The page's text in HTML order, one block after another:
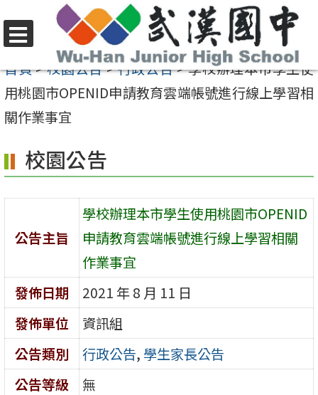
至
要
內
區
選
單
首頁>校園公告>行政公告>學校辦理本市學生使
用桃園市OPENID申請教育雲端帳號進行線上學習相
關作業事宜
校園公告
公告主旨
學校辦理本市學生使用桃園市OPENID
申請教育雲端帳號進行線上學習相關
作業事宜
發佈日期
2021 年 8 月 11 日
發佈單位
資訊組
公告類別
行政公告, 學生家長公告
公告等級
無